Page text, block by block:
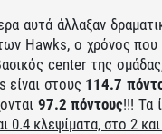
αυτά άλλαξαν
Hawks, o χρόνος που
center της
είναι στους 114.7
97.2 πόντους!!! Τα
0.4 κλεψίματα, στο 2 και